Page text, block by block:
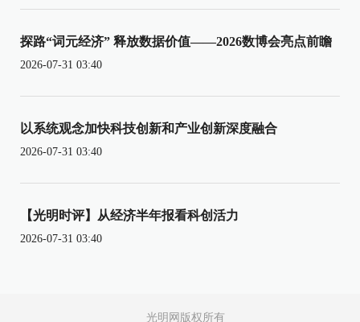
探路“词元经济” 释放数据价值——2026数博会亮点前瞻
2026-07-31 03:40
以系统观念加快科技创新和产业创新深度融合
2026-07-31 03:40
【光明时评】从经济半年报看科创活力
2026-07-31 03:40
光明网版权所有